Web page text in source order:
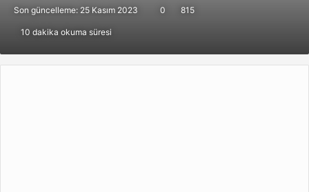
Son güncelleme: 25 Kasım 2023 0 815
10 dakika okuma süresi